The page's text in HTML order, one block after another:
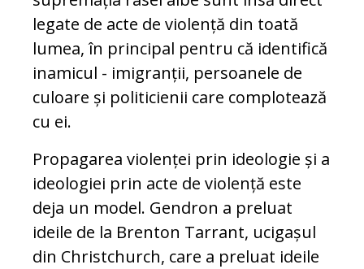
legate de acte de violență din toată
lumea, în principal pentru că identifică
inamicul - imigranții, persoanele de
culoare și politicienii care complotează
cu ei.
Propagarea violenței prin ideologie și a
ideologiei prin acte de violență este
deja un model. Gendron a preluat
ideile de la Brenton Tarrant, ucigașul
din Christchurch, care a preluat ideile